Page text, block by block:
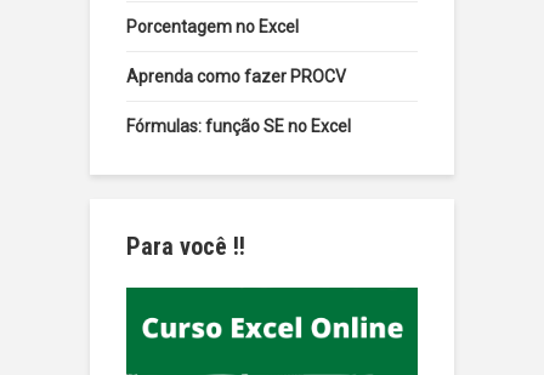
Porcentagem no Excel
Aprenda como fazer PROCV
Fórmulas: função SE no Excel
Para você !!